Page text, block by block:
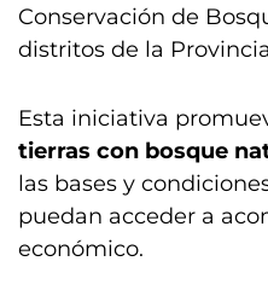
Conservación de
distritos de la
Esta iniciativa
tierras con bosque
las bases y
puedan acceder a
económico.